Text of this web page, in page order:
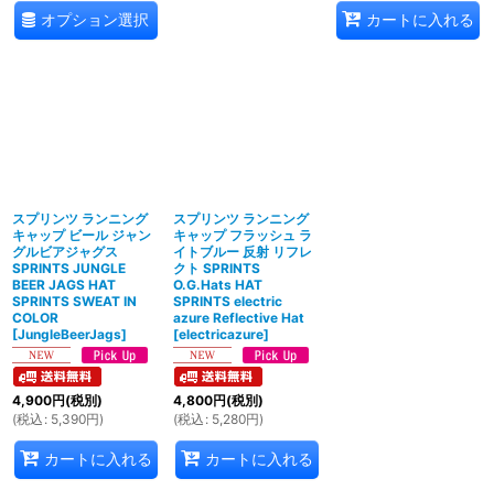
オプション選択 カートに入れる
スプリンツ ランニング
キャップ ビール ジャン
グルビアジャグス
SPRINTS JUNGLE
BEER JAGS HAT
SPRINTS SWEAT IN
COLOR
[JungleBeerJags]
4,900円(税別)
(税込 : 5,390円)
カートに入れる
スプリンツ ランニング
キャップ フラッシュ ラ
イトブルー 反射 リフレ
クト SPRINTS
O.G.Hats HAT
SPRINTS electric
azure Reflective Hat
[electricazure]
4,800円(税別)
(税込 : 5,280円)
カートに入れる